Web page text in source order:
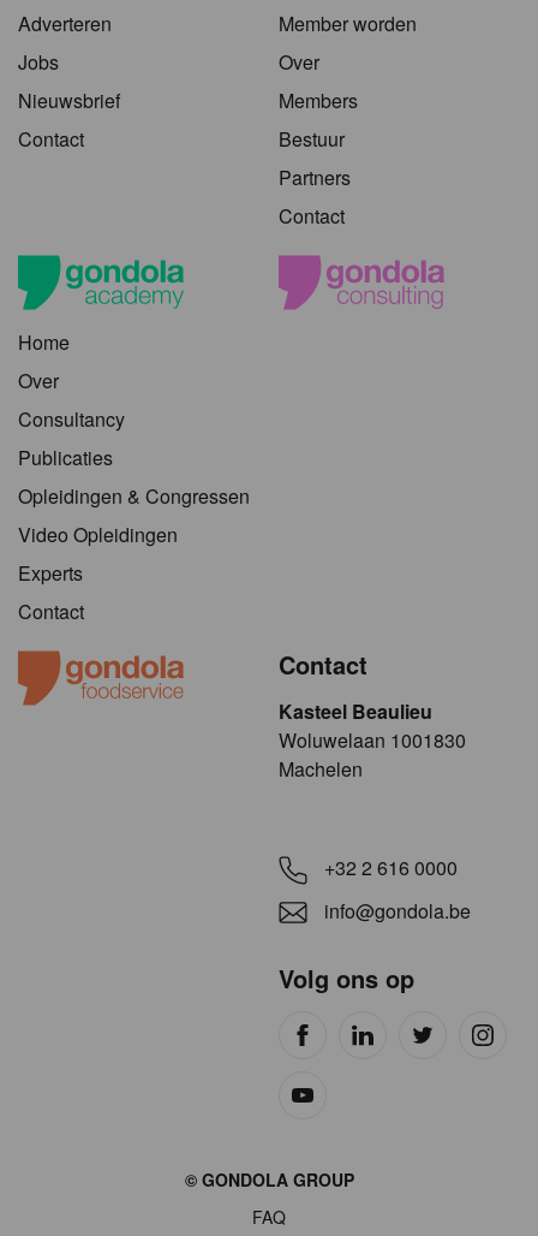
Adverteren
Jobs
Nieuwsbrief
Contact
Member worden
Over
Members
Bestuur
Partners
Contact
Home
Over
Consultancy
Publicaties
Opleidingen & Congressen
Video Opleidingen
Experts
Contact
Contact
Kasteel Beaulieu
​​​Woluwelaan 1001830
Machelen
+32 2 616 0000
info@gondola.be
Volg ons op
© GONDOLA GROUP
FAQ